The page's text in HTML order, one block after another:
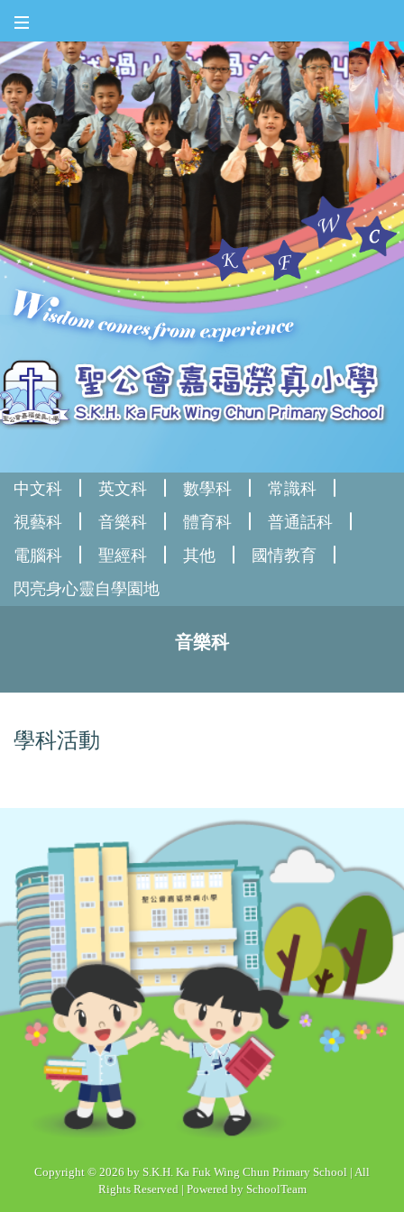
中文科 英文科 數學科
常識科
視藝科
音樂科 體育科
普通話科
電腦科
聖經科 其他
國情教育
閃亮身心靈自學園地
音樂科
學科活動
Copyright © 2026 by S.K.H. Ka Fuk Wing Chun Primary School | All
Rights Reserved | Powered by SchoolTeam